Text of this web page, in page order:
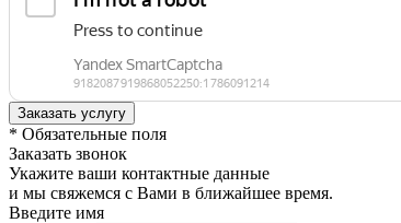
* Обязательные поля
Заказать звонок
Укажите ваши контактные данные
и мы свяжемся с Вами в ближайшее время.
Введите имя